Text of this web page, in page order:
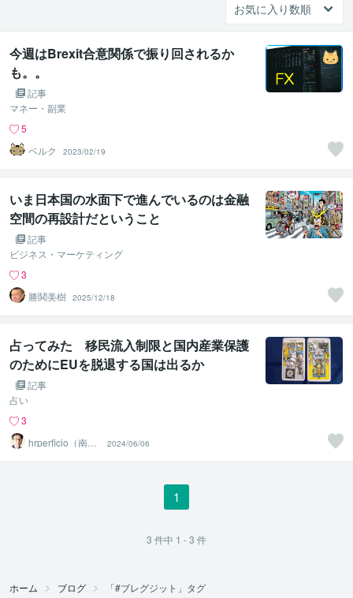
今週はBrexit合意関係で振り回されるか
も。。
記事
マネー・副業
5
ベルク
2023/02/19
いま日本国の水面下で進んでいるのは金融
空間の再設計だということ
記事
ビジネス・マーケティング
3
勝鬨美樹 2025/12/18
占ってみた 移民流入制限と国内産業保護
のためにEUを脱退する国は出るか
記事
占い
3
hrperficio（南仙
台の父）
2024/06/06
1
3 件中 1 - 3 件
ホーム ブログ 「#ブレグジット」タグ